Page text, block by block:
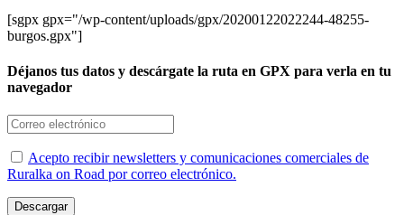
[sgpx gpx="/wp-content/uploads/gpx/20200122022244-48255-
burgos.gpx"]
Déjanos tus datos y descárgate la ruta en GPX para verla en tu
navegador
Acepto recibir newsletters y comunicaciones comerciales de
Ruralka on Road por correo electrónico.
Descargar